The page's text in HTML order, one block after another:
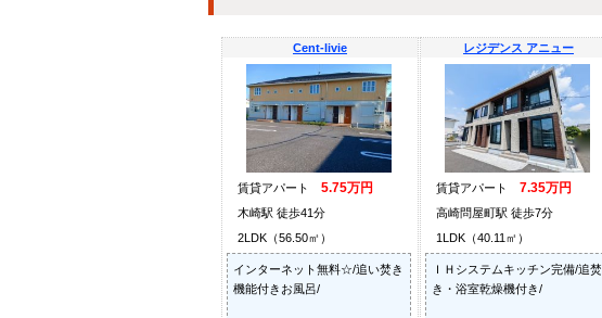
Cent-livie
賃貸アパート 5.75万円
木崎駅 徒歩41分
2LDK（56.50㎡）
インターネット無料☆/追い焚き
機能付きお風呂/
レジデンス アニュー
賃貸アパート 7.35万円
高崎問屋町駅 徒歩7分
1LDK（40.11㎡）
ＩＨシステムキッチン完備/追焚
き・浴室乾燥機付き/